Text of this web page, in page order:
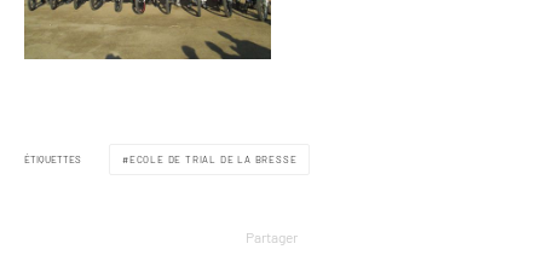
ÉTIQUETTES ECOLE DE TRIAL DE LA BRESSE
Partager